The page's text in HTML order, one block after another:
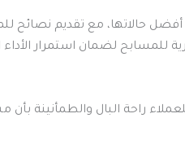
حالاتها، مع تقديم نصائح
لضمان استمرار الأداء
راحة البال والطمأنينة بأن